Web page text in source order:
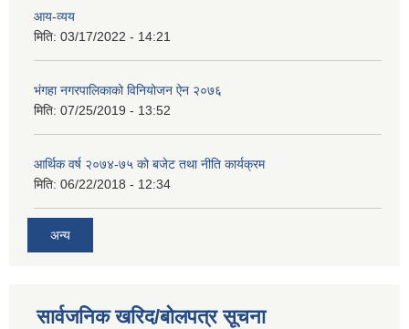
आय-व्यय
मिति: 03/17/2022 - 14:21
भंगहा नगरपालिकाको विनियोजन ऐन २०७६
मिति: 07/25/2019 - 13:52
आर्थिक वर्ष २०७४-७५ को बजेट तथा नीति कार्यक्रम
मिति: 06/22/2018 - 12:34
अन्य
सार्वजनिक खरिद/बोलपत्र सूचना